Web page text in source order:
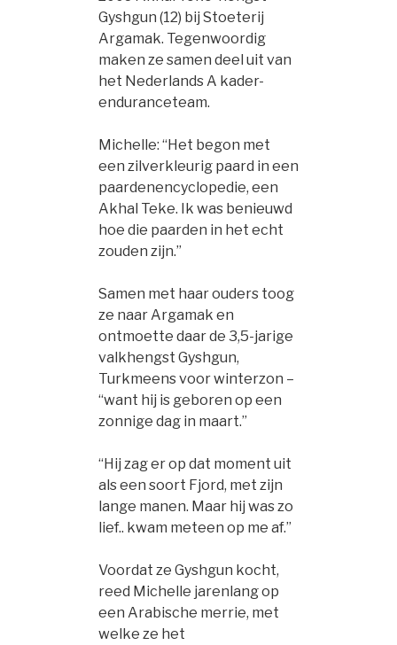
Gyshgun (12) bij Stoeterij
Argamak. Tegenwoordig
maken ze samen deel uit van
het Nederlands A kader-
enduranceteam.
Michelle: “Het begon met
een zilverkleurig paard in een
paardenencyclopedie, een
Akhal Teke. Ik was benieuwd
hoe die paarden in het echt
zouden zijn.”
Samen met haar ouders toog
ze naar Argamak en
ontmoette daar de 3,5-jarige
valkhengst Gyshgun,
Turkmeens voor winterzon –
“want hij is geboren op een
zonnige dag in maart.”
“Hij zag er op dat moment uit
als een soort Fjord, met zijn
lange manen. Maar hij was zo
lief.. kwam meteen op me af.”
Voordat ze Gyshgun kocht,
reed Michelle jarenlang op
een Arabische merrie, met
welke ze het